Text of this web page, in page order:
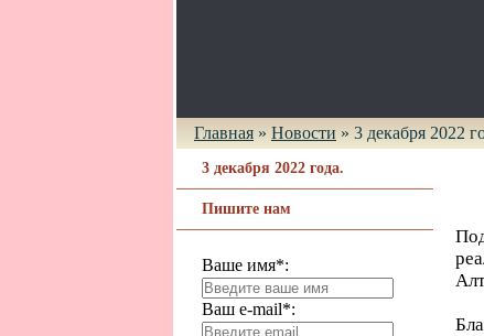
Главная » Новости » 3 декабря 2022
3 декабря 2022 года.
Пишите нам
Ваше имя*:
Ваш e-mail*: